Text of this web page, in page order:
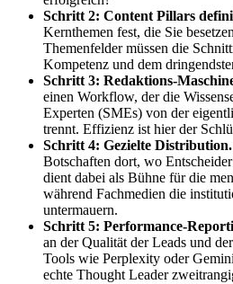
Schritt 2: Content Pillars
Kernthemen fest, die Sie
Themenfelder müssen die
Kompetenz und dem
Schritt 3: Redaktions-
einen Workflow, der die
Experten (SMEs) von der
trennt. Effizienz ist hier der
Schritt 4: Gezielte Distribution.
Botschaften dort, wo
dient dabei als Bühne für die
während Fachmedien die
untermauern.
Schritt 5: Performance-
an der Qualität der Leads und
Tools wie Perplexity oder
echte Thought Leader